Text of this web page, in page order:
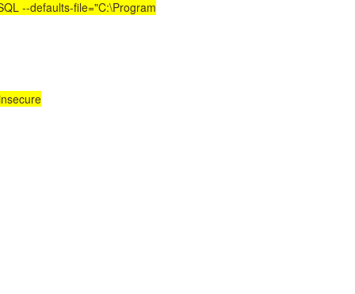
--defaults-file="C:\Program